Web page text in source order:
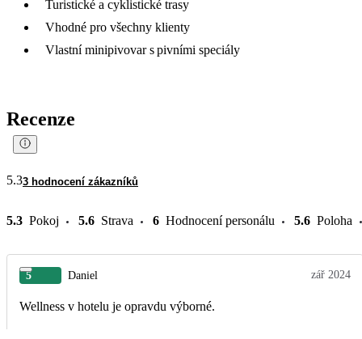
Turistické a cyklistické trasy
Vhodné pro všechny klienty
Vlastní minipivovar s pivními speciály
Recenze
5.33 hodnocení zákazníků
5.3 Pokoj 5.6 Strava 6 Hodnocení personálu 5.6 Poloha
5 Daniel zář 2024
Wellness v hotelu je opravdu výborné.